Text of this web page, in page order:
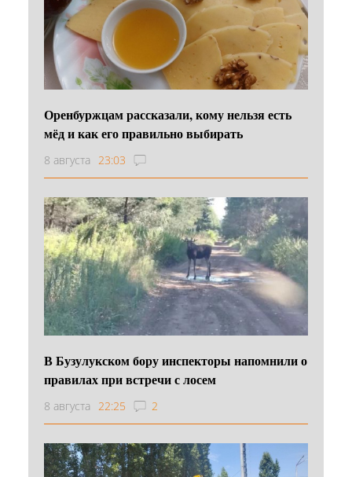
Оренбуржцам рассказали, кому нельзя есть
мёд и как его правильно выбирать
8 августа 23:03
В Бузулукском бору инспекторы напомнили о
правилах при встречи с лосем
8 августа 22:25 2